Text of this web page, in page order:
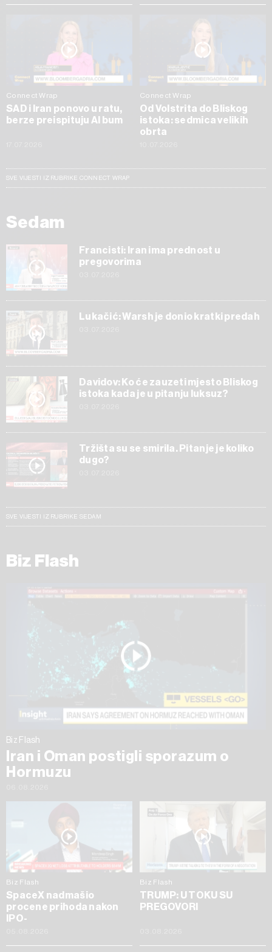
Connect Wrap
SAD i Iran ponovo u ratu,
berze preispituju AI bum
Connect Wrap
Od Volstrita do Bliskog
istoka: sedmica velikih
obrta
SVE VIJESTI IZ RUBRIKE CONNECT WRAP
Sedam
Francisti: Iran ima prednost u
pregovorima
Lukačić: Warsh je donio kratki predah
Davidov: Ko će zauzeti mjesto Bliskog
istoka kada je u pitanju luksuz?
Tržišta su se smirila. Pitanje je koliko
dugo?
SVE VIJESTI IZ RUBRIKE SEDAM
Biz Flash
Biz Flash
Iran i Oman postigli sporazum o
Hormuzu
Biz Flash
SpaceX nadmašio
procene prihoda nakon
IPO-
Biz Flash
TRUMP: U TOKU SU
PREGOVORI